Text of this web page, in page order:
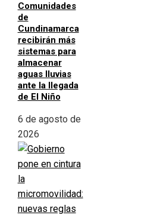
Comunidades
de
Cundinamarca
recibirán más
sistemas para
almacenar
aguas lluvias
ante la llegada
de El Niño
6 de agosto de
2026